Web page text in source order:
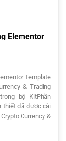
Elementor
Template
& Trading
bộ KitPhần
thiết đã được cài
Currency &